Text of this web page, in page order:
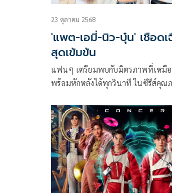
23 ตุลาคม 2568
'แพต-เอมี่-นิว-บุ๋น' เชือด
สุดเข้มข้น
แฟนๆ เตรียมพบกับมิตรภาพที่เหมือ
พร้อมหักหลังได้ทุกวินาที ในซีรีส์คุณ
พิษสหาย กับเรื่องราวความสัมพันธ์สุ
ความอิจฉาริษยา ที่นำไปสู่การหักห
เข้มข้น